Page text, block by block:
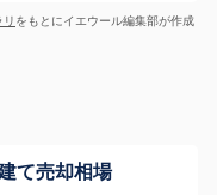
をもとにイエウール編集部が作成
て売却相場